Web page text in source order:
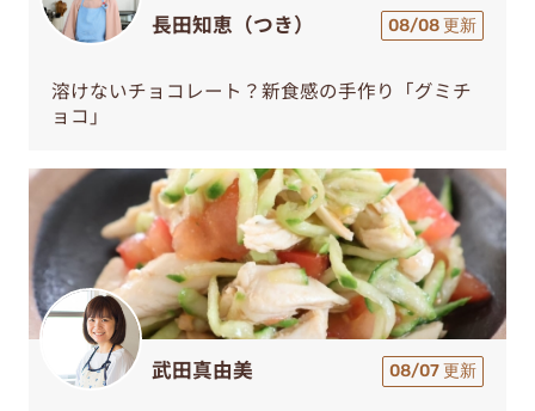
長田知恵（つき） 08/08 更新
溶けないチョコレート？新食感の手作り「グミチ
ョコ」
武田真由美 08/07 更新